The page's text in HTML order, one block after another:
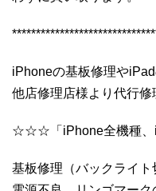
iPhoneの基板修理や
他店修理店様より代行修
☆☆☆「iPhone全機種
基板修理（バックライ